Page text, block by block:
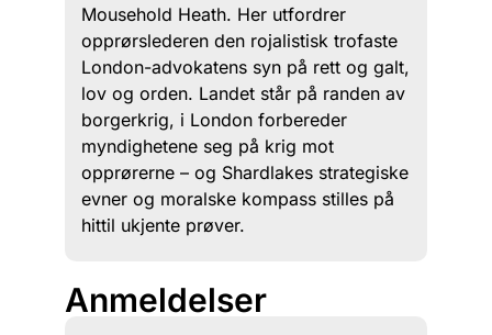
Mousehold Heath. Her utfordrer
opprørslederen den rojalistisk trofaste
London-advokatens syn på rett og galt,
lov og orden. Landet står på randen av
borgerkrig, i London forbereder
myndighetene seg på krig mot
opprørerne – og Shardlakes strategiske
evner og moralske kompass stilles på
hittil ukjente prøver.
Anmeldelser